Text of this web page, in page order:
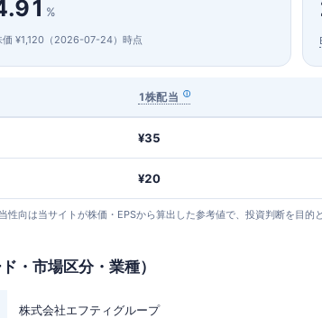
%
価 ¥1,120（2026-07-24）時点
1株配当
¥35
¥20
は当サイトが株価・EPSから算出した参考値で、投資判断を目的
・市場区分・業種）
株式会社エフティグループ